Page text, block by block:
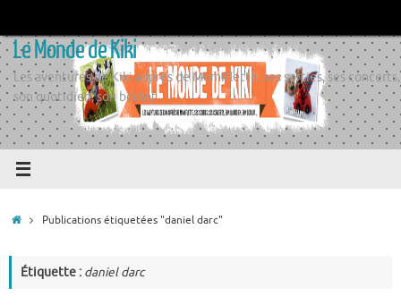
contenu
Le Monde de Kiki
Les aventures de Kiki auprès de Momiflette, ses sorties, ses concerts,
son quotidien, son boulot
AccueilPublications étiquetées "daniel darc"
Étiquette : daniel darc